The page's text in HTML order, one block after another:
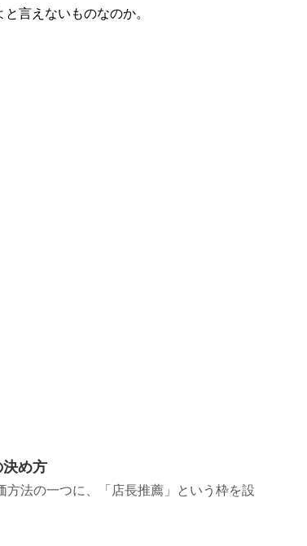
言えないものなのか。
め方
方法の一つに、「店長推薦」という枠を設